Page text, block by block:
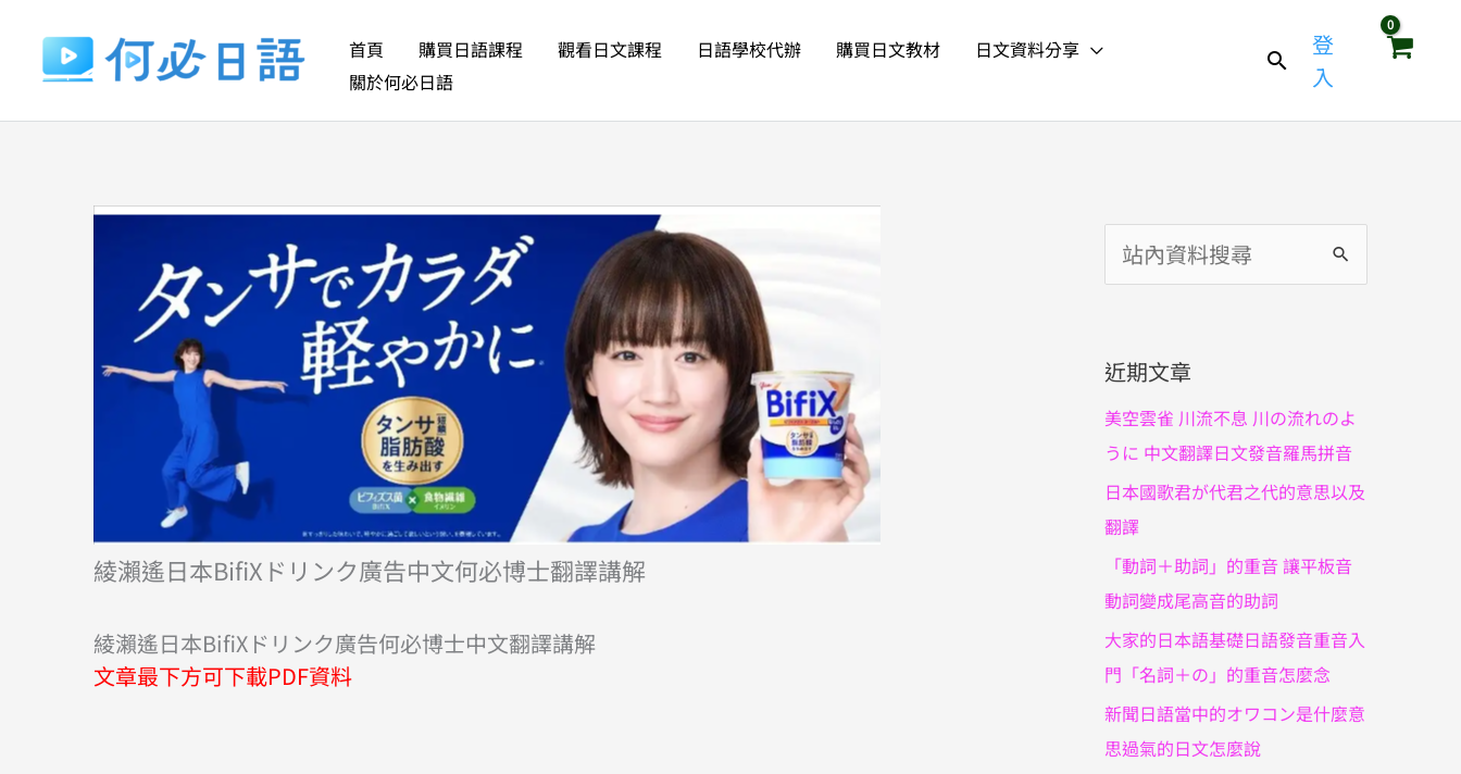
要
首頁 購買日語課程 觀看日文課程 日語學校代辦 購買日文教材
日文資料分享
關於何必日語
登
入
綾瀨遙日本BifiXドリンク廣告中文何必博士翻譯講解
綾瀨遙日本BifiXドリンク廣告何必博士中文翻譯講解
文章最下方可下載PDF資料
尋
鍵
:
近期文章
美空雲雀 川流不息 川の流れのよ
うに 中文翻譯日文發音羅馬拼音
日本國歌君が代君之代的意思以及
翻譯
「動詞＋助詞」的重音 讓平板音
動詞變成尾高音的助詞
大家的日本語基礎日語發音重音入
門「名詞＋の」的重音怎麼念
新聞日語當中的オワコン是什麼意
思過氣的日文怎麼說